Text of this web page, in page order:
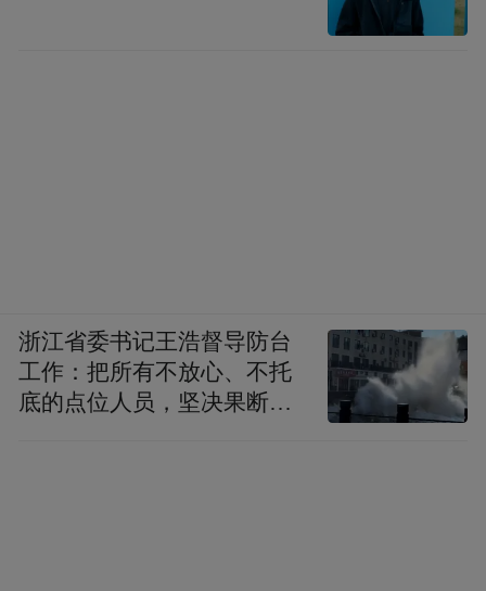
浙江省委书记王浩督导防台
工作：把所有不放心、不托
底的点位人员，坚决果断转